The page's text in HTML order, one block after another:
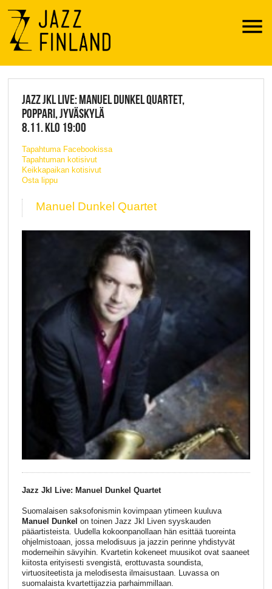
Menu
JAZZ FINLAND LIVE
JAZZ JKL LIVE: MANUEL DUNKEL QUARTET,
POPPARI, JYVÄSKYLÄ
8.11. KLO 19:00
Tapahtuma Facebookissa
Tapahtuman kotisivut
Keikkapaikan kotisivut
Osta lippu
Manuel Dunkel Quartet
Jazz Jkl Live: Manuel Dunkel Quartet
Suomalaisen saksofonismin kovimpaan ytimeen kuuluva
Manuel Dunkel on toinen Jazz Jkl Liven syyskauden
pääartisteista. Uudella kokoonpanollaan hän esittää tuoreinta
ohjelmistoaan, jossa melodisuus ja jazzin perinne yhdistyvät
moderneihin sävyihin. Kvartetin kokeneet muusikot ovat saaneet
kiitosta erityisesti svengistä, erottuvasta soundista,
virtuositeetista ja melodisesta ilmaisustaan. Luvassa on
suomalaista kvartettijazzia parhaimmillaan.